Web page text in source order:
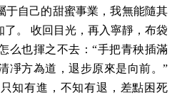
于自己的甜蜜事業，我無能隨其
。 收回目光，再入寧靜，布袋
么也揮之不去：“手把青秧插滿
凈方為道，退步原來是向前。”
知有進，不知有退，差點困死